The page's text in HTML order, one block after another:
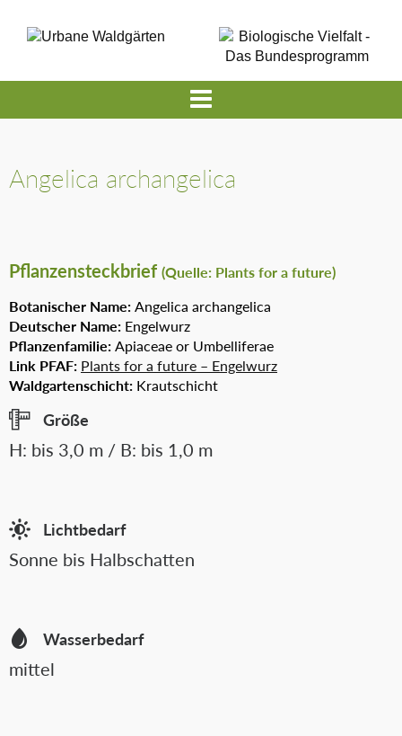
Angelica archangelica
Pflanzensteckbrief (Quelle: Plants for a future)
Botanischer Name:Angelica archangelica
Deutscher Name: Engelwurz
Pflanzenfamilie:Apiaceae or Umbelliferae
Link PFAF: Plants for a future – Engelwurz
Waldgartenschicht: Krautschicht
Größe
H: bis 3,0 m / B: bis 1,0 m
Lichtbedarf
Sonne bis Halbschatten
Wasserbedarf
mittel